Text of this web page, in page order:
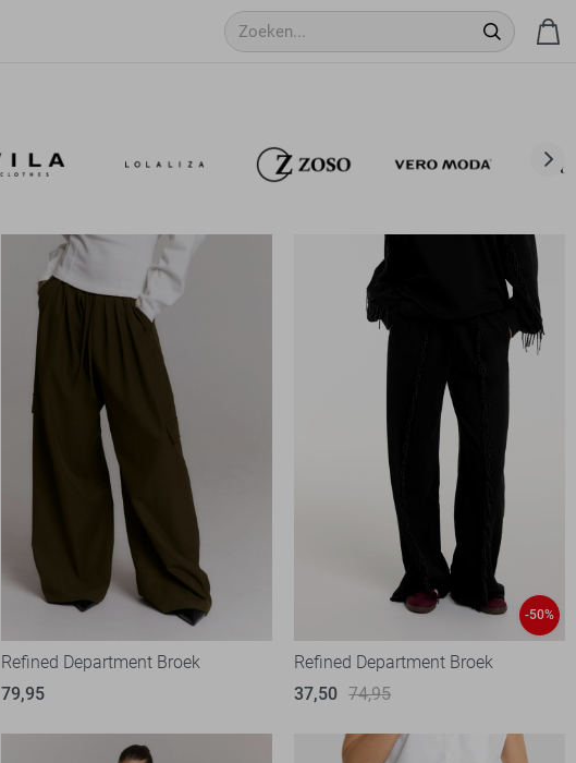
Refined Department Broek
79,95
-50%
Refined Department Broek
37,50 74,95